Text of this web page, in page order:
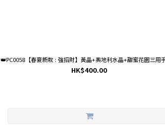
👑PC0058【春夏新款 : 強招財】黃晶+奧地利水晶+甜蜜花園三用
HK$400.00